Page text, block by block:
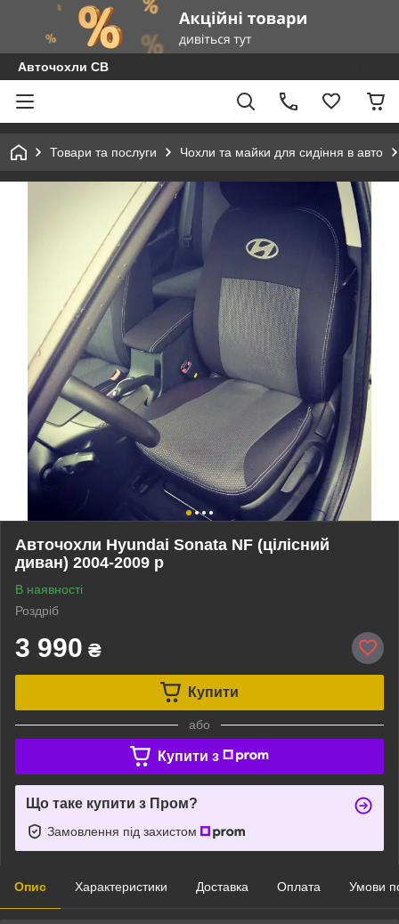
Авточохли СВ
Товари та послуги Чохли та майки для сидіння в авто
Авточохли Hyundai Sonata NF (цілісний
диван) 2004-2009 р
В наявності
Роздріб
3 990 ₴
Купити
або
Купити з
Що таке купити з Пром?
Замовлення під захистом
Опис Характеристики Доставка Оплата Умови